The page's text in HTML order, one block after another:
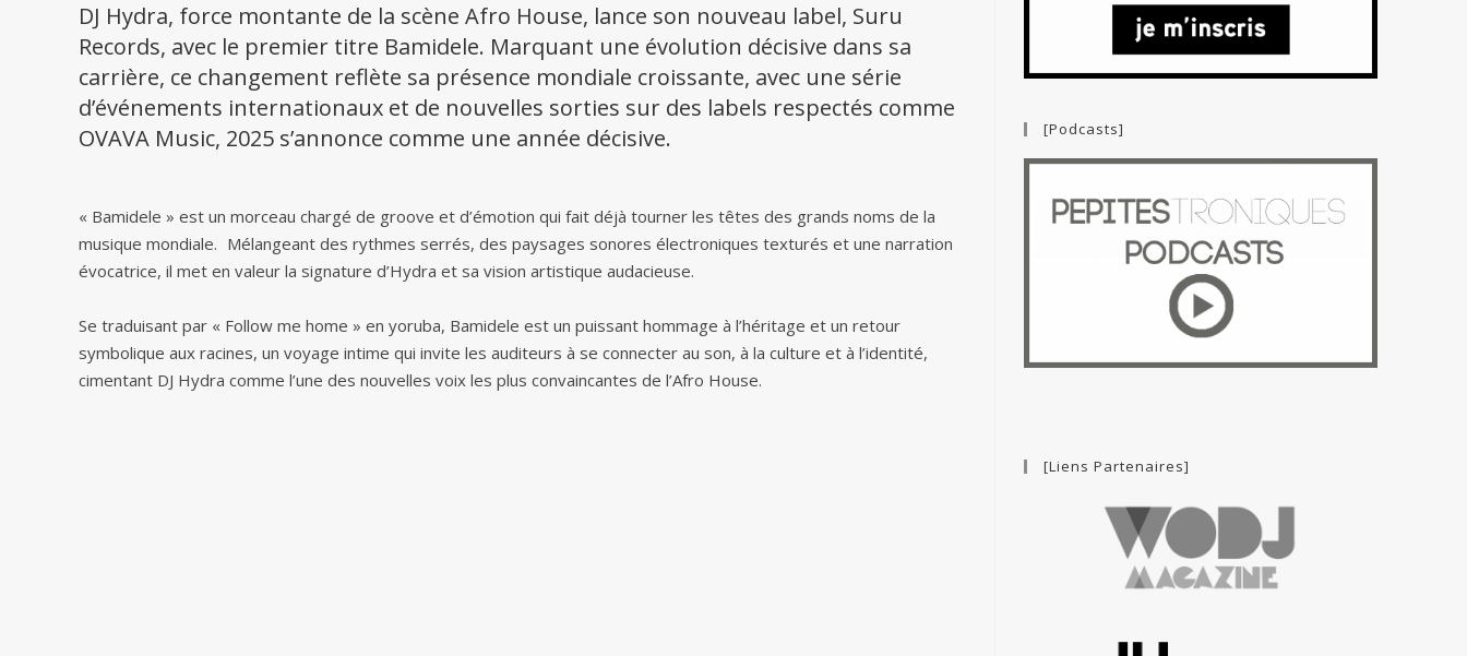
DJ Hydra, force montante de la scène Afro House, lance son nouveau label, Suru
Records, avec le premier titre Bamidele. Marquant une évolution décisive dans sa
carrière, ce changement reflète sa présence mondiale croissante, avec une série
d’événements internationaux et de nouvelles sorties sur des labels respectés comme
OVAVA Music, 2025 s’annonce comme une année décisive.
« Bamidele » est un morceau chargé de groove et d’émotion qui fait déjà tourner les têtes des grands noms de la
musique mondiale. Mélangeant des rythmes serrés, des paysages sonores électroniques texturés et une narration
évocatrice, il met en valeur la signature d’Hydra et sa vision artistique audacieuse.
Se traduisant par « Follow me home » en yoruba, Bamidele est un puissant hommage à l’héritage et un retour
symbolique aux racines, un voyage intime qui invite les auditeurs à se connecter au son, à la culture et à l’identité,
cimentant DJ Hydra comme l’une des nouvelles voix les plus convaincantes de l’Afro House.
[Podcasts]
[Liens Partenaires]